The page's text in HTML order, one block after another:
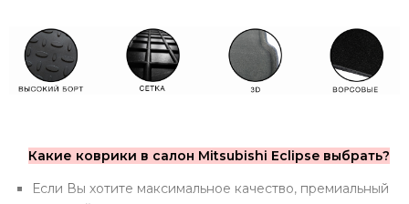
Какие коврики в салон Mitsubishi Eclipse выбрать?
Если Вы хотите максимальное качество, премиальный